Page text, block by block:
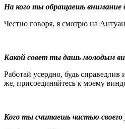
На кого ты обращаешь внимание
Честно говоря, я смотрю на
Какой совет ты дашь молодым
Работай усердно, будь
же, присоединяйтесь к моему
Кого ты считаешь частью своего